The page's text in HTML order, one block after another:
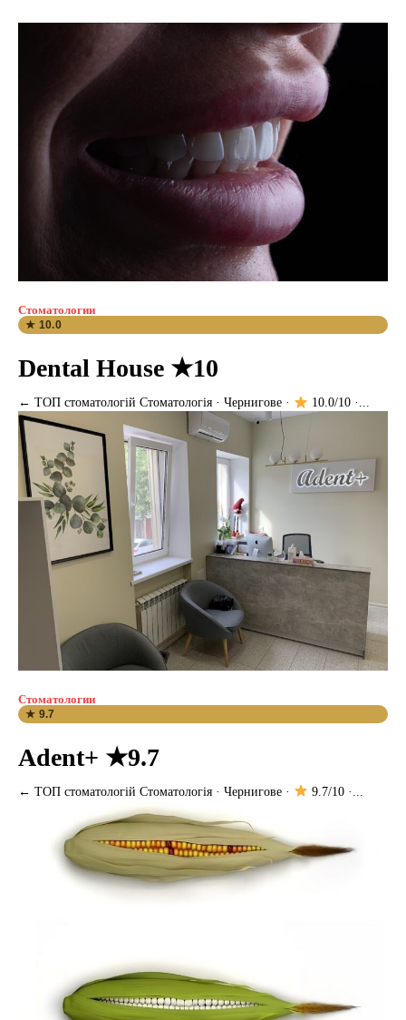
Стоматологии
★ 10.0
Dental House ★10
← ТОП стоматологій Стоматологія · Чернигове · 10.0/10 ·...
Стоматологии
★ 9.7
Adent+ ★9.7
← ТОП стоматологій Стоматологія · Чернигове · 9.7/10 ·...